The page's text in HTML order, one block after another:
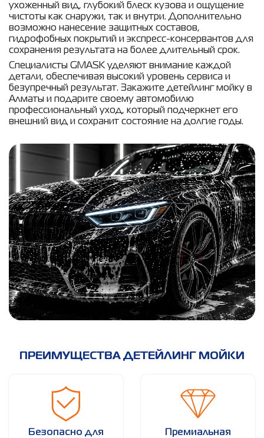
ухоженный вид, глубокий блеск кузова и ощущение
чистоты как снаружи, так и внутри. Дополнительно
возможно нанесение защитных составов,
гидрофобных покрытий и экспресс-консервантов для
сохранения результата на более длительный срок.
Специалисты GMASK уделяют внимание каждой
детали, обеспечивая высокий уровень сервиса и
безупречный результат. Закажите детейлинг мойку в
Алматы и подарите своему автомобилю
профессиональный уход, который подчеркнет его
внешний вид и сохранит состояние на долгие годы.
ПРЕИМУЩЕСТВА ДЕТЕЙЛИНГ МОЙКИ
Безопасно для
Премиальная